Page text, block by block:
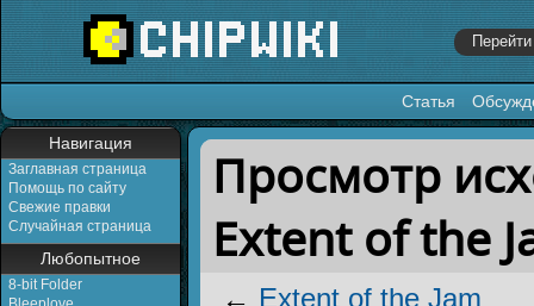
Статья
Навигация
Заглавная страница
Помощь по сайту
Свежие правки
Случайная страница
Любопытное
8-bit Folder
Перейти к:навигация,поиск
Просмотр
Extent of the
← Extent of the Jam